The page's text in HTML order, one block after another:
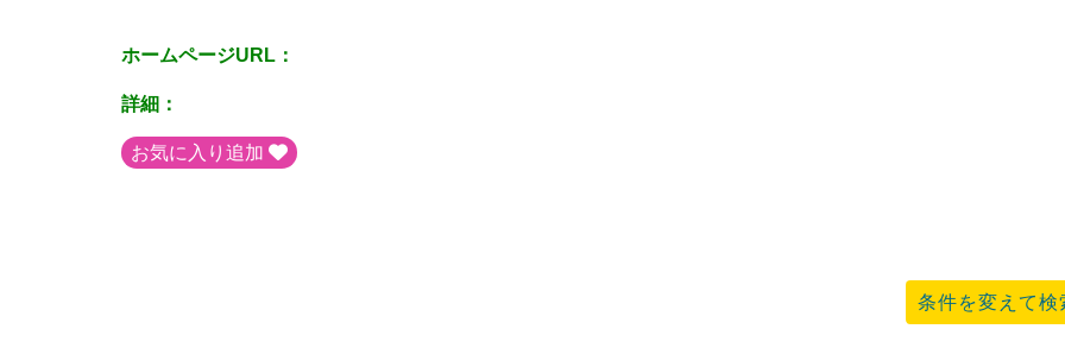
ホームページURL：
詳細：
お気に入り追加
条件を変えて検